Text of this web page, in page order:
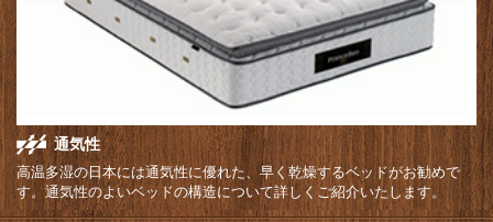
通気性
高温多湿の日本には通気性に優れた、早く乾燥するベッドがお勧めで
す。通気性のよいベッドの構造について詳しくご紹介いたします。